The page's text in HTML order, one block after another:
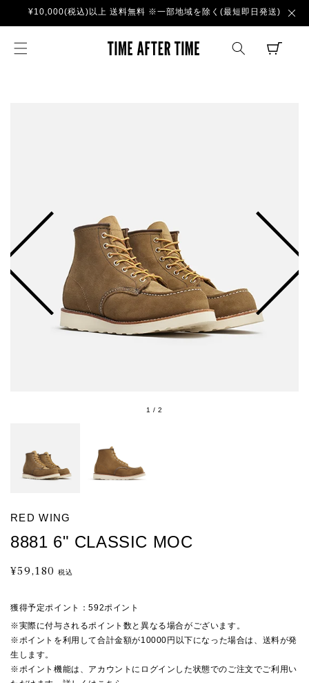
ンツに
進む
¥10,000(税込)以上 送料無料 ※一部地域を除く(最短即日発送)
TIME AFTER
CART
1 /2
RED WING
8881 6" CLASSIC MOC
通
価
格
¥59,180 税込
獲得予定ポイント：592ポイント
※実際に付与されるポイント数と異なる場合がございます。
※ポイントを利用して合計金額が10000円以下になった場合は、送料が発
生します。
※ポイント機能は、アカウントにログインした状態でのご注文でご利用い